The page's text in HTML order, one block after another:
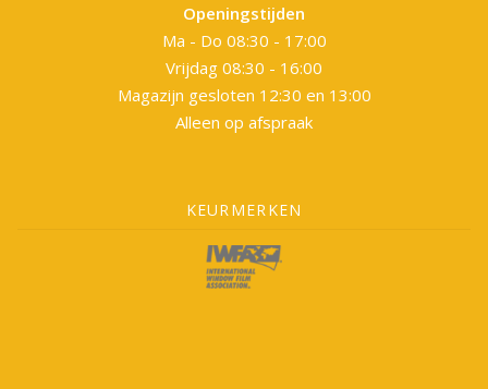
Openingstijden
Ma - Do 08:30 - 17:00
Vrijdag 08:30 - 16:00
Magazijn gesloten 12:30 en 13:00
Alleen op afspraak
KEURMERKEN